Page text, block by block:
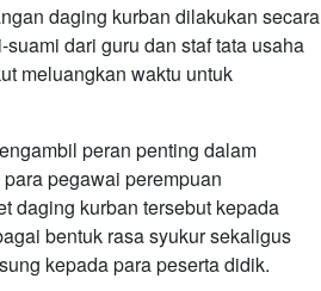
daging kurban dilakukan secara
dari guru dan staf tata usaha
meluangkan waktu untuk
peran penting dalam
pegawai perempuan
daging kurban tersebut kepada
bentuk rasa syukur sekaligus
kepada para peserta didik.